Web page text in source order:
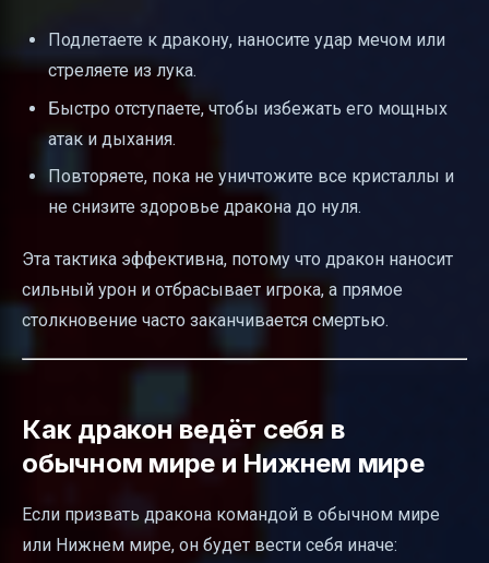
Подлетаете к дракону, наносите удар мечом или
стреляете из лука.
Быстро отступаете, чтобы избежать его мощных
атак и дыхания.
Повторяете, пока не уничтожите все кристаллы и
не снизите здоровье дракона до нуля.
Эта тактика эффективна, потому что дракон наносит
сильный урон и отбрасывает игрока, а прямое
столкновение часто заканчивается смертью.
Как дракон ведёт себя в
обычном мире и Нижнем мире
Если призвать дракона командой в обычном мире
или Нижнем мире, он будет вести себя иначе: